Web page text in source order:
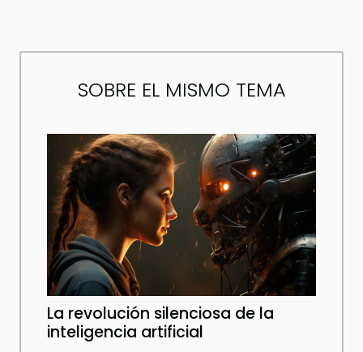
SOBRE EL MISMO TEMA
La revolución silenciosa de la
inteligencia artificial